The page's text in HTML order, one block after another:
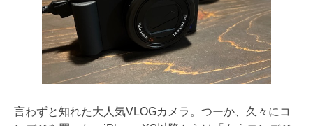
言わずと知れた大人気VLOGカメラ。つーか、久々にコ